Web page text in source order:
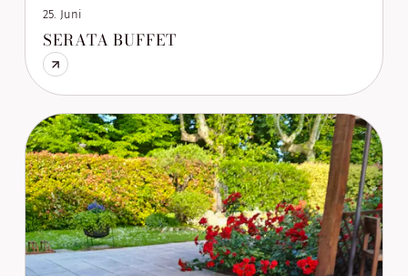
25. Juni
SERATA BUFFET